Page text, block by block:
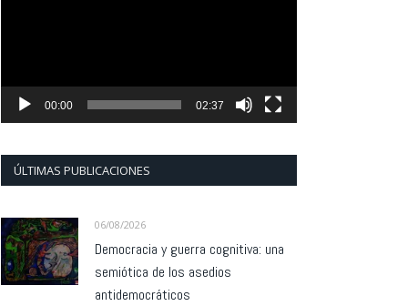
00:00 02:37
ÚLTIMAS PUBLICACIONES
06/08/2026
Democracia y guerra cognitiva: una
semiótica de los asedios
antidemocráticos